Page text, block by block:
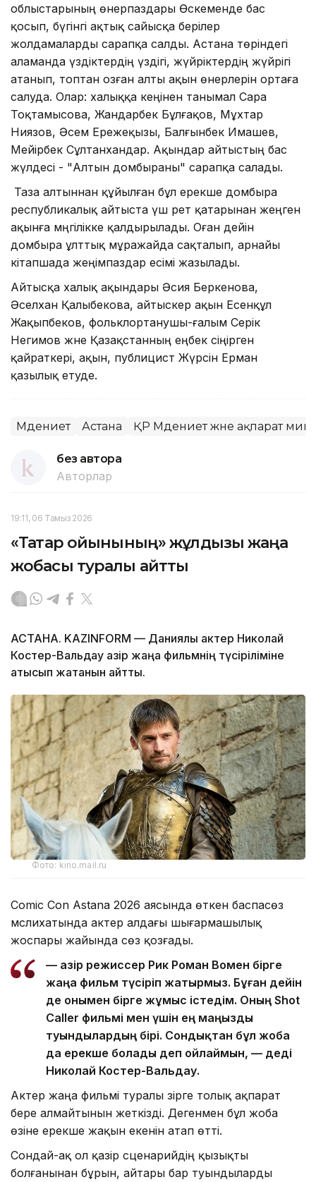
облыстарының өнерпаздары Өскеменде бас
қосып, бүгінгі ақтық сайысқа берілер
жолдамаларды сарапқа салды. Астана төріндегі
аламанда үздіктердің үздігі, жүйріктердің жүйрігі
атанып, топтан озған алты ақын өнерлерін ортаға
салуда. Олар: халыққа кеңінен танымал Сара
Тоқтамысова, Жандарбек Бұлғақов, Мұхтар
Ниязов, Әсем Ережеқызы, Балғынбек Имашев,
Мейірбек Сұлтанхандар. Ақындар айтыстың бас
жүлдесі - "Алтын домбыраны" сарапқа салады.
Таза алтыннан құйылған бұл ерекше домбыра
республикалық айтыста үш рет қатарынан жеңген
ақынға мәңгілікке қалдырылады. Оған дейін
домбыра ұлттық мұражайда сақталып, арнайы
кітапшада жеңімпаздар есімі жазылады.
Айтысқа халық ақындары Әсия Беркенова,
Әселхан Қалыбекова, айтыскер ақын Есенқұл
Жақыпбеков, фольклортанушы-ғалым Серік
Негимов және Қазақстанның еңбек сіңірген
қайраткері, ақын, публицист Жүрсін Ерман
қазылық етуде.
Мәдениет Астана ҚР Мәдениет және ақпарат
без автора
Авторлар
19:11, 06 Тамыз 2026
«Тақтар ойынының» жұлдызы жаңа
жобасы туралы айтты
АСТАНА. KAZINFORM — Даниялық актер Николай
Костер-Вальдау қазір жаңа фильмнің түсіріліміне
қатысып жатқанын айтты.
Фото: kino.mail.ru
Comic Con Astana 2026 аясында өткен баспасөз
мәслихатында актер алдағы шығармашылық
жоспары жайында сөз қозғады.
— Қазір режиссер Рик Роман Вомен бірге
жаңа фильм түсіріп жатырмыз. Бұған дейін
де онымен бірге жұмыс істедім. Оның Shot
Caller фильмі мен үшін ең маңызды
туындылардың бірі. Сондықтан бұл жоба
да ерекше болады деп ойлаймын, — деді
Николай Костер-Вальдау.
Актер жаңа фильмі туралы әзірге толық ақпарат
бере алмайтынын жеткізді. Дегенмен бұл жоба
өзіне ерекше жақын екенін атап өтті.
Сондай-ақ ол қазір сценарийдің қызықты
болғанынан бұрын, айтары бар туындыларды